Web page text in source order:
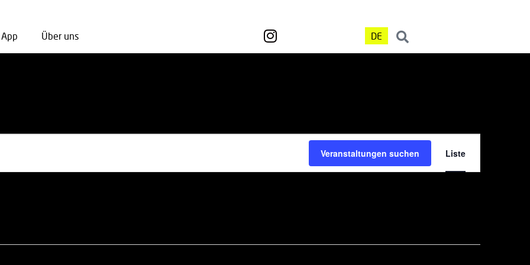
App Über uns DE
Veranstaltungen suchen Liste